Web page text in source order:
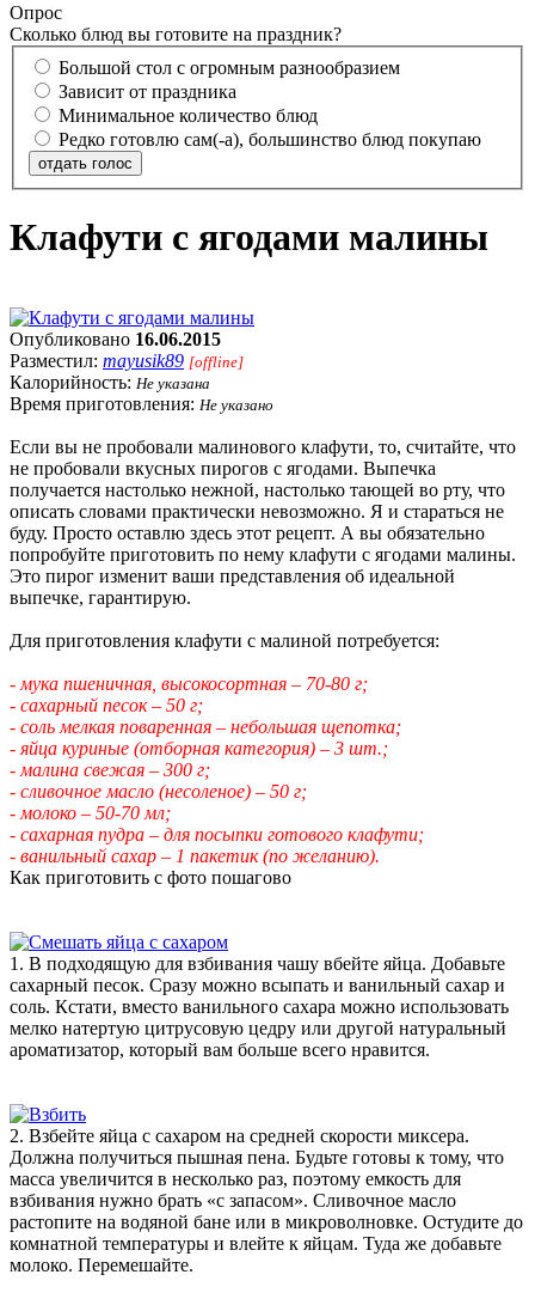
Опрос
Сколько блюд вы готовите на праздник?
Большой стол с огромным разнообразием
Зависит от праздника
Минимальное количество блюд
Редко готовлю сам(-а), большинство блюд покупаю
отдать голос
Клафути с ягодами малины
Опубликовано 16.06.2015
Разместил: mayusik89 [offline]
Калорийность: Не указана
Время приготовления: Не указано
Если вы не пробовали малинового клафути, то, считайте, что
не пробовали вкусных пирогов с ягодами. Выпечка
получается настолько нежной, настолько тающей во рту, что
описать словами практически невозможно. Я и стараться не
буду. Просто оставлю здесь этот рецепт. А вы обязательно
попробуйте приготовить по нему клафути с ягодами малины.
Это пирог изменит ваши представления об идеальной
выпечке, гарантирую.
Для приготовления клафути с малиной потребуется:
- мука пшеничная, высокосортная – 70-80 г;
- сахарный песок – 50 г;
- соль мелкая поваренная – небольшая щепотка;
- яйца куриные (отборная категория) – 3 шт.;
- малина свежая – 300 г;
- сливочное масло (несоленое) – 50 г;
- молоко – 50-70 мл;
- сахарная пудра – для посыпки готового клафути;
- ванильный сахар – 1 пакетик (по желанию).
Как приготовить с фото пошагово
1. В подходящую для взбивания чашу вбейте яйца. Добавьте
сахарный песок. Сразу можно всыпать и ванильный сахар и
соль. Кстати, вместо ванильного сахара можно использовать
мелко натертую цитрусовую цедру или другой натуральный
ароматизатор, который вам больше всего нравится.
2. Взбейте яйца с сахаром на средней скорости миксера.
Должна получиться пышная пена. Будьте готовы к тому, что
масса увеличится в несколько раз, поэтому емкость для
взбивания нужно брать «с запасом». Сливочное масло
растопите на водяной бане или в микроволновке. Остудите до
комнатной температуры и влейте к яйцам. Туда же добавьте
молоко. Перемешайте.